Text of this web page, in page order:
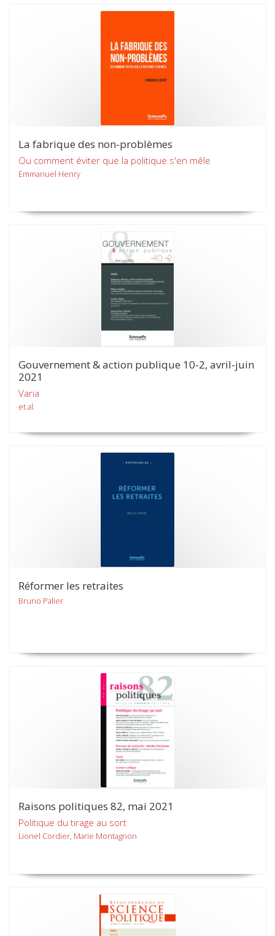
La fabrique des non-problèmes
Ou comment éviter que la politique s'en mêle
Emmanuel Henry
Gouvernement & action publique 10-2, avril-juin
2021
Varia
et al.
Réformer les retraites
Bruno Palier
Raisons politiques 82, mai 2021
Politique du tirage au sort
Lionel Cordier, Marie Montagnon